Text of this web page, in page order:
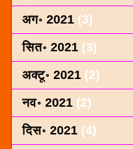
अग॰ 2021 (3)
सित॰ 2021 (3)
अक्टू॰ 2021 (2)
नव॰ 2021 (2)
दिस॰ 2021 (4)